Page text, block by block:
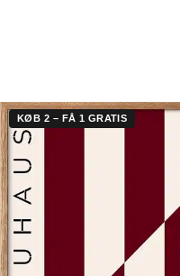
KØB 2 – FÅ 1 GRATIS